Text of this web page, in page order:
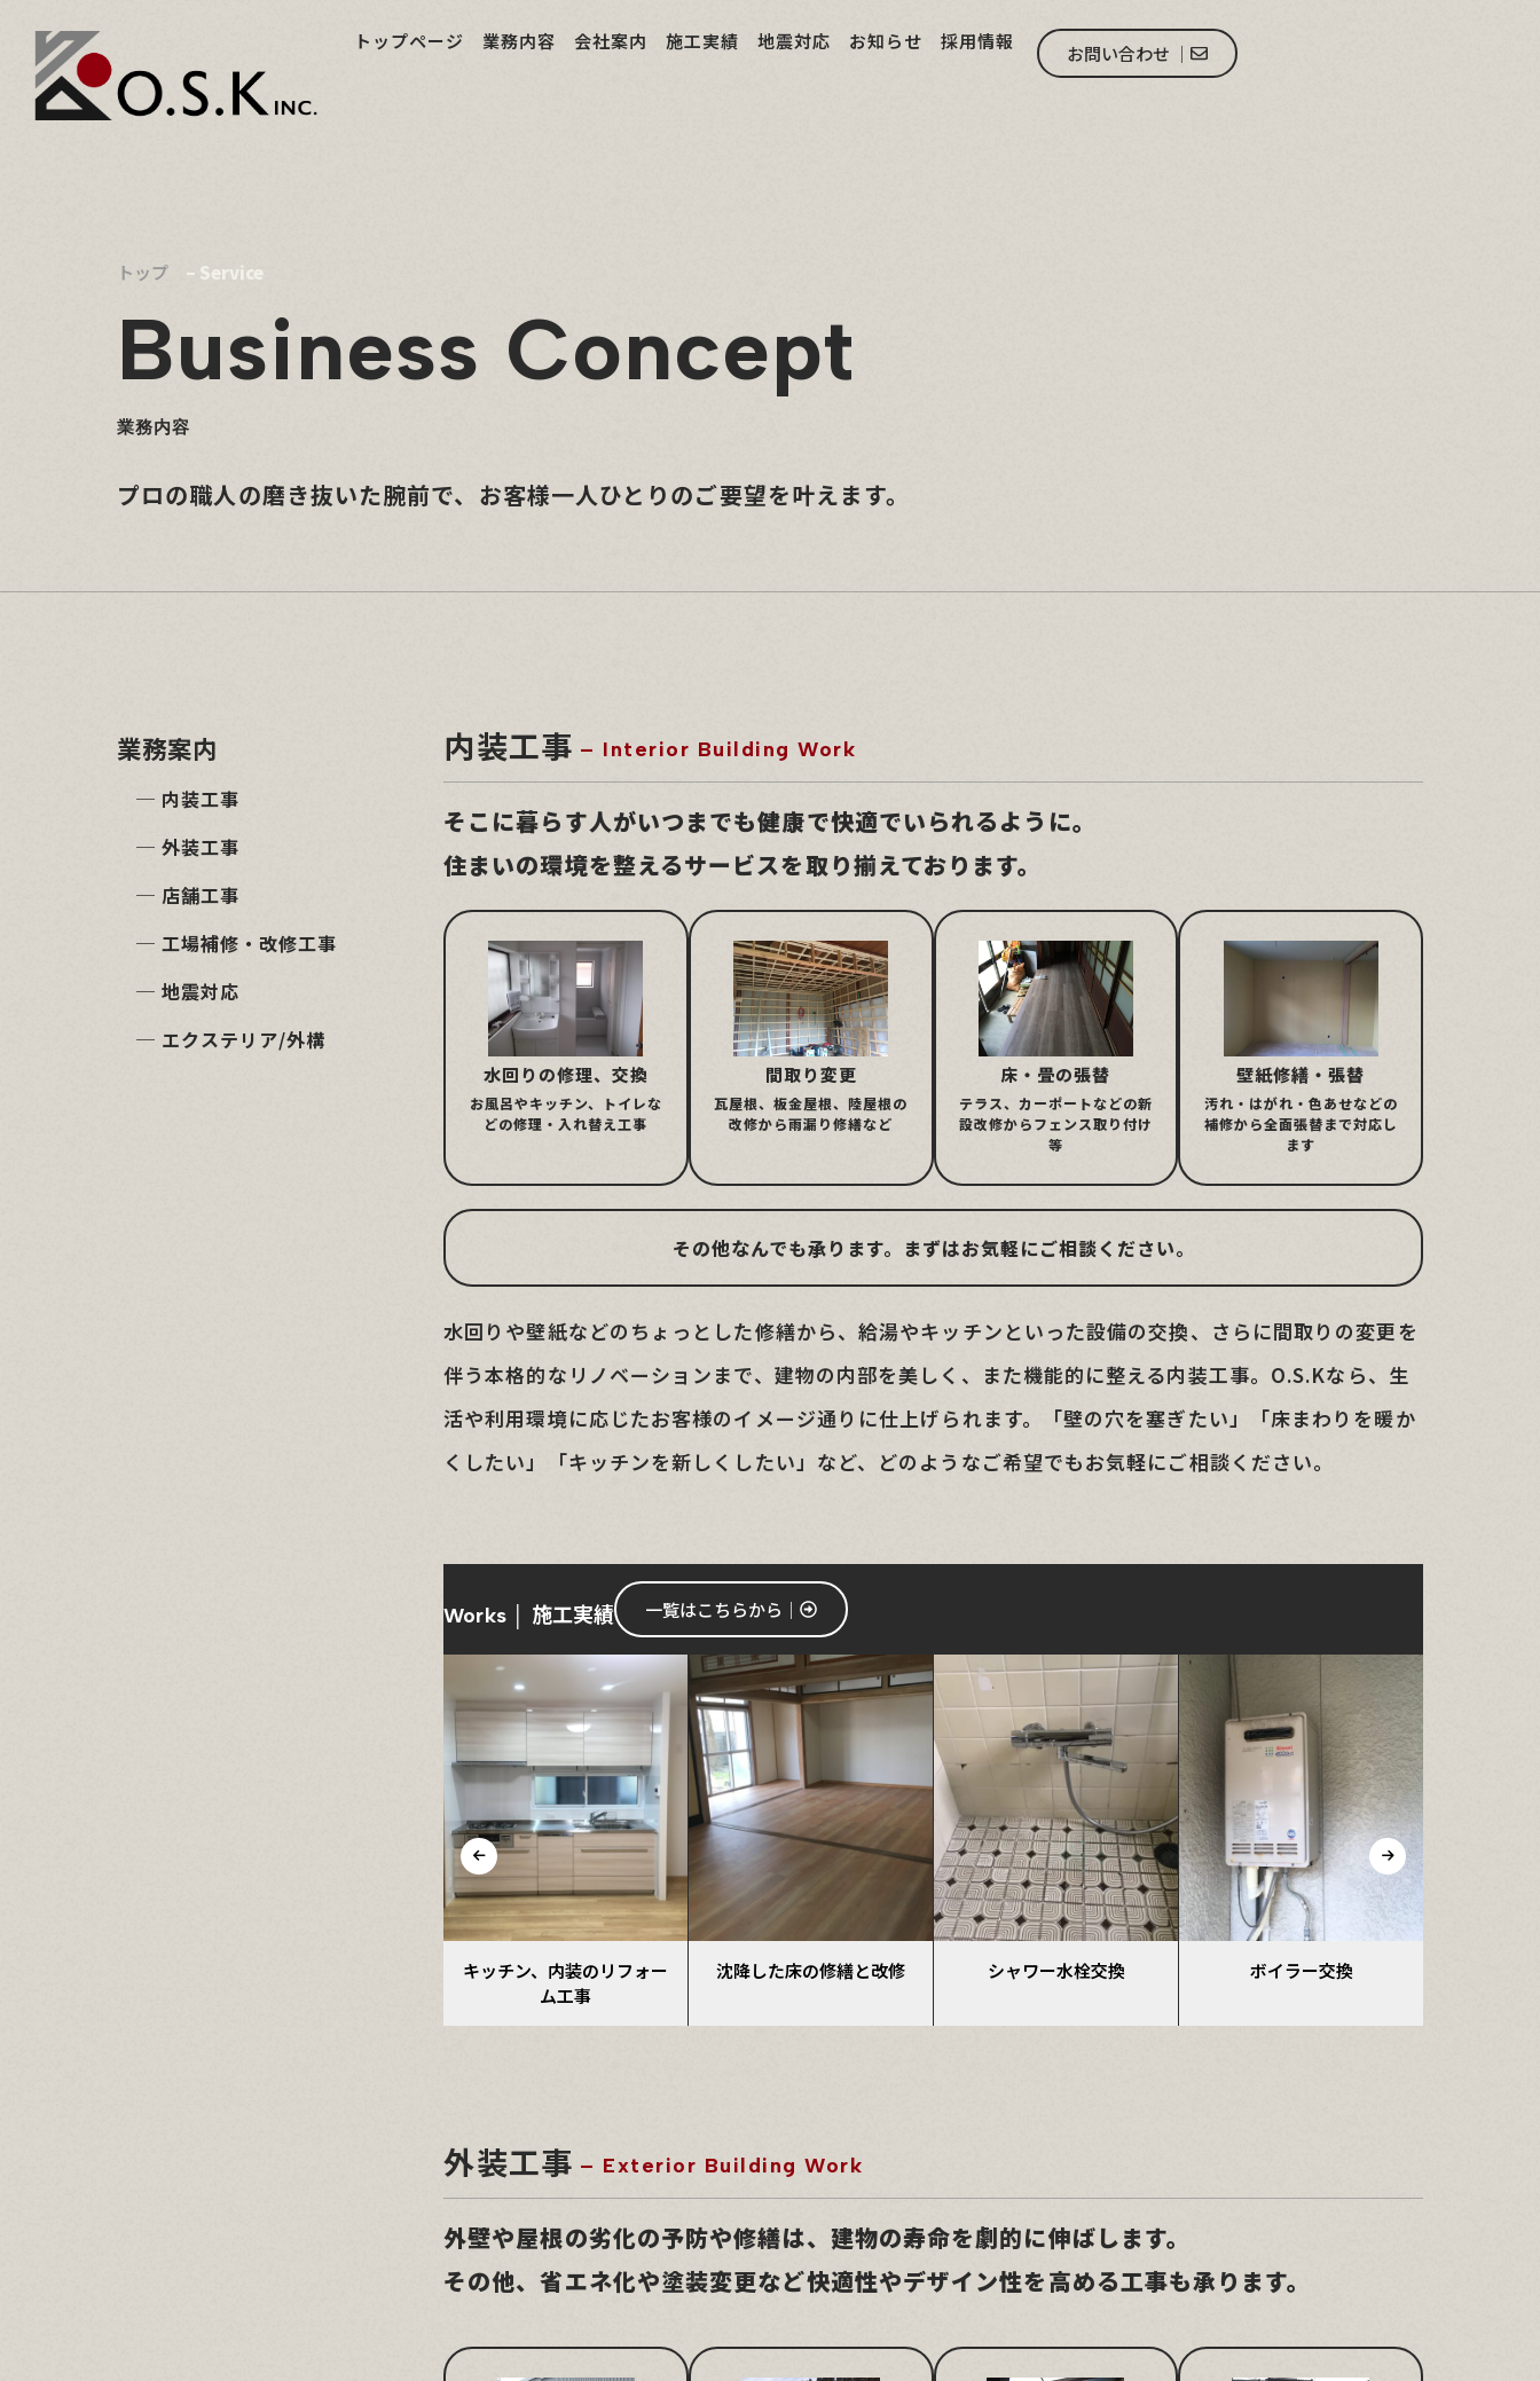
トップページ 業務内容 会社案内 施工実績 地震対応 お知らせ 採用情報
お問い合わせ │
トップ – Service
Business Concept
業務内容
プロの職人の磨き抜いた腕前で、お客様一人ひとりのご要望を叶えます。
業務案内
─ 内装工事
─ 外装工事
─ 店舗工事
─ 工場補修・改修工事
─ 地震対応
─ エクステリア/外構
内装工事 – Interior Building Work
そこに暮らす人がいつまでも健康で快適でいられるように。
住まいの環境を整えるサービスを取り揃えております。
水回りの修理、交換
お風呂やキッチン、トイレな
どの修理・入れ替え工事
間取り変更
瓦屋根、板金屋根、陸屋根の
改修から雨漏り修繕など
床・畳の張替
テラス、カーポートなどの新
設改修からフェンス取り付け
等
壁紙修繕・張替
汚れ・はがれ・色あせなどの
補修から全面張替まで対応し
ます
その他なんでも承ります。まずはお気軽にご相談ください。
水回りや壁紙などのちょっとした修繕から、給湯やキッチンといった設備の交換、さらに間取りの変更を
伴う本格的なリノベーションまで、建物の内部を美しく、また機能的に整える内装工事。O.S.Kなら、生
活や利用環境に応じたお客様のイメージ通りに仕上げられます。「壁の穴を塞ぎたい」「床まわりを暖か
くしたい」「キッチンを新しくしたい」など、どのようなご希望でもお気軽にご相談ください。
Works │ 施工実績 一覧はこちらから│
沈降した床の修繕と改修 シャワー水栓交換 ボイラー交換 電気温水器→エコキュート
外装工事 – Exterior Building Work
外壁や屋根の劣化の予防や修繕は、建物の寿命を劇的に伸ばします。
その他、省エネ化や塗装変更など快適性やデザイン性を高める工事も承ります。